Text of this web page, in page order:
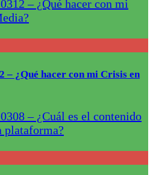
– ¿Qué hacer con mi Crisis en